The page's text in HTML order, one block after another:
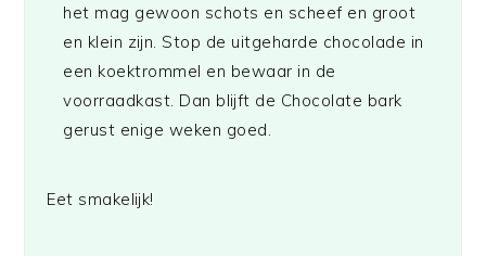
het mag gewoon schots en scheef en groot
en klein zijn. Stop de uitgeharde chocolade in
een koektrommel en bewaar in de
voorraadkast. Dan blijft de Chocolate bark
gerust enige weken goed.
Eet smakelijk!